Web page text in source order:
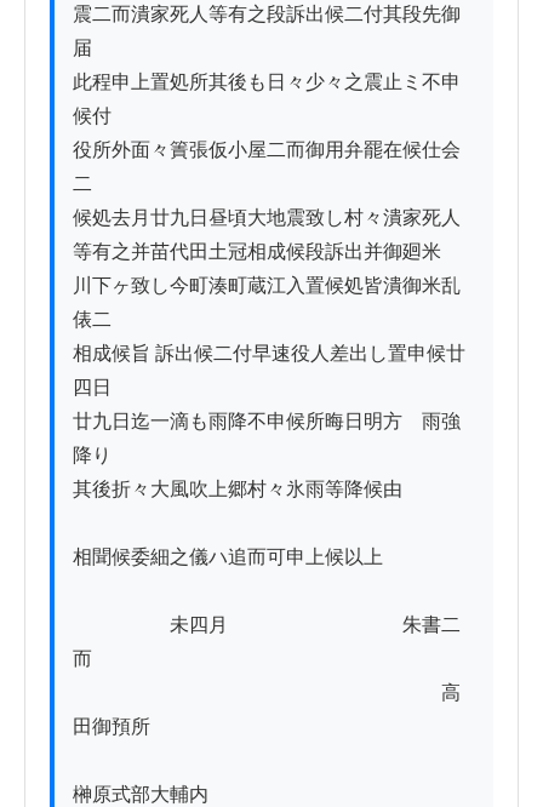
震二而潰家死人等有之段訴出候二付其段先御
届
此程申上置処所其後も日々少々之震止ミ不申
候付
役所外面々簀張仮小屋二而御用弁罷在候仕会
二
候処去月廿九日昼頃大地震致し村々潰家死人
等有之并苗代田土冠相成候段訴出并御廻米
川下ヶ致し今町湊町蔵江入置候処皆潰御米乱
俵二
相成候旨 訴出候二付早速役人差出し置申候廿
四日ゟ
廿九日迄一滴も雨降不申候所晦日明方ゟ雨強
降り
其後折々大風吹上郷村々氷雨等降候由
相聞候委細之儀ハ追而可申上候以上
未四月　　　　　　　　　朱書二
而
高
田御預所
榊原式部大輔内